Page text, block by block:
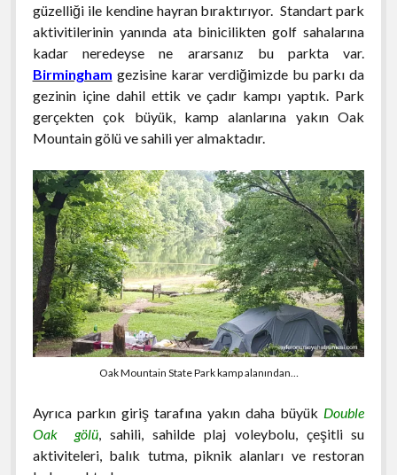
güzelliği ile kendine hayran bıraktırıyor. Standart park
aktivitilerinin yanında ata binicilikten golf sahalarına
kadar neredeyse ne ararsanız bu parkta var.
Birmingham gezisine karar verdiğimizde bu parkı da
gezinin içine dahil ettik ve çadır kampı yaptık. Park
gerçekten çok büyük, kamp alanlarına yakın Oak
Mountain gölü ve sahili yer almaktadır.
Oak Mountain State Park kamp alanından…
Ayrıca parkın giriş tarafına yakın daha büyük Double
Oak gölü, sahili, sahilde plaj voleybolu, çeşitli su
aktiviteleri, balık tutma, piknik alanları ve restoran